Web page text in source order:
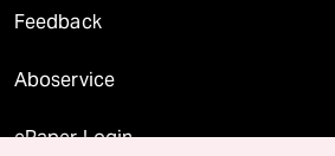
Feedback
Aboservice
ePaper Login